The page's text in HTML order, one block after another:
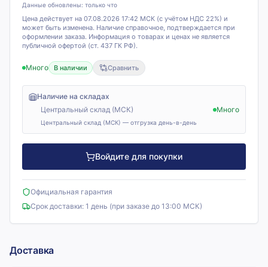
Данные обновлены: только что
Цена действует на 07.08.2026 17:42 МСК (с учётом НДС 22%) и
может быть изменена. Наличие справочное, подтверждается при
оформлении заказа. Информация о товарах и ценах не является
публичной офертой (ст. 437 ГК РФ).
Много В наличии Сравнить
Наличие на складах
Центральный склад (МСК)
Много
Центральный склад (МСК) — отгрузка день-в-день
Войдите для покупки
Официальная гарантия
Срок доставки: 1 день (при заказе до 13:00 МСК)
Доставка